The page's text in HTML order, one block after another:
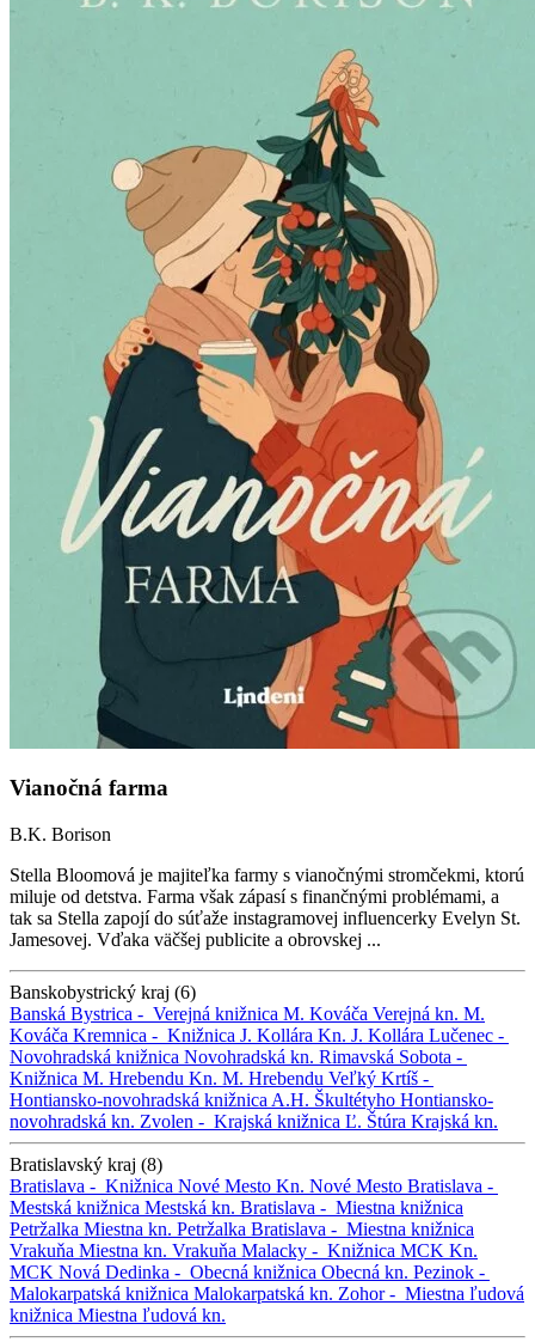
Vianočná farma
B.K. Borison
Stella Bloomová je majiteľka farmy s vianočnými stromčekmi, ktorú
miluje od detstva. Farma však zápasí s finančnými problémami, a
tak sa Stella zapojí do súťaže instagramovej influencerky Evelyn St.
Jamesovej. Vďaka väčšej publicite a obrovskej ...
Banskobystrický kraj (6)
Banská Bystrica - Verejná knižnica M. Kováča Verejná kn. M.
Kováča Kremnica - Knižnica J. Kollára Kn. J. Kollára Lučenec -
Novohradská knižnica Novohradská kn. Rimavská Sobota -
Knižnica M. Hrebendu Kn. M. Hrebendu Veľký Krtíš -
Hontiansko-novohradská knižnica A.H. Škultétyho Hontiansko-
novohradská kn. Zvolen - Krajská knižnica Ľ. Štúra Krajská kn.
Bratislavský kraj (8)
Bratislava - Knižnica Nové Mesto Kn. Nové Mesto Bratislava -
Mestská knižnica Mestská kn. Bratislava - Miestna knižnica
Petržalka Miestna kn. Petržalka Bratislava - Miestna knižnica
Vrakuňa Miestna kn. Vrakuňa Malacky - Knižnica MCK Kn.
MCK Nová Dedinka - Obecná knižnica Obecná kn. Pezinok -
Malokarpatská knižnica Malokarpatská kn. Zohor - Miestna ľudová
knižnica Miestna ľudová kn.